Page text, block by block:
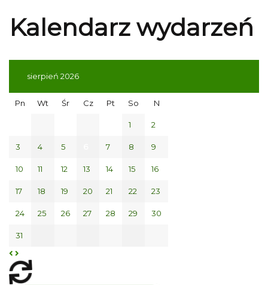
Kalendarz wydarzeń
sierpień 2026
Pn Wt Śr Cz Pt So N
1 2
3 4 5 7 8 9
10 11 12 13 14 15 16
17 18 19 20 21 22 23
24 25 26 27 28 29 30
31